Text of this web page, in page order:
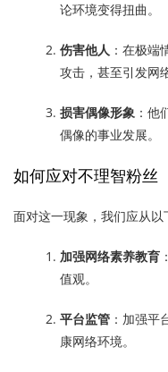
论环境变得扭曲。
伤害他人 ：在极
攻击，甚至引发网
损害偶像形象 ：他
偶像的事业发展。
如何应对不理智粉丝
面对这一现象，我们应从以
加强网络素养教育
值观。
平台监管 ：加强平
康网络环境。